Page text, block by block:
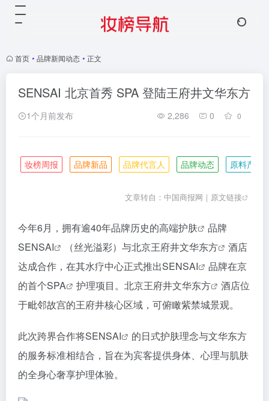
首页 • 品牌新闻动态 • 正文
SENSAI 北京首秀 SPA 登陆王府井文华东方
1个月前发布 2,286 0 0
妆榜周报 品牌新品 品牌代言人 品牌动态 原料产业
文章转自： 中国商报网｜ 原文链接
今年6月，拥有逾40年品牌历史的高端护肤
品牌
SENSAI
（丝光溢彩）与北京王府井文华东方
酒店
达成合作，在其水疗中心正式推出SENSAI
品牌在京
的首个SPA 护理项目。北京王府井文华东方
酒店位
于毗邻故宫的王府井核心区域，可俯瞰紫禁城景观。
此次跨界合作将SENSAI
的日式护肤理念与文华东方
的服务标准相结合，旨在为宾客提供身体、心理与肌肤
的全身心奢享护理体验。